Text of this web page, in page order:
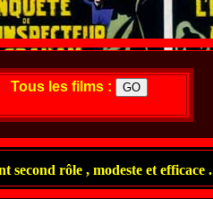
Tous les films :
second rôle , modeste et efficace .